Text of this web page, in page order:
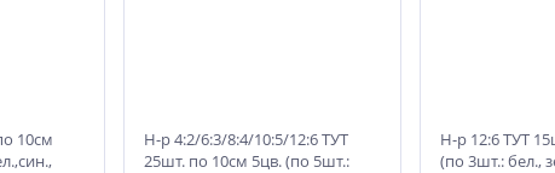
10см
Н-р 4:2/6:3/8:4/10:5/12:6 ТУТ
25шт. по 10см 5цв. (по 5шт.:
Н-р 12:6 ТУТ
(по 3шт.: бел.,